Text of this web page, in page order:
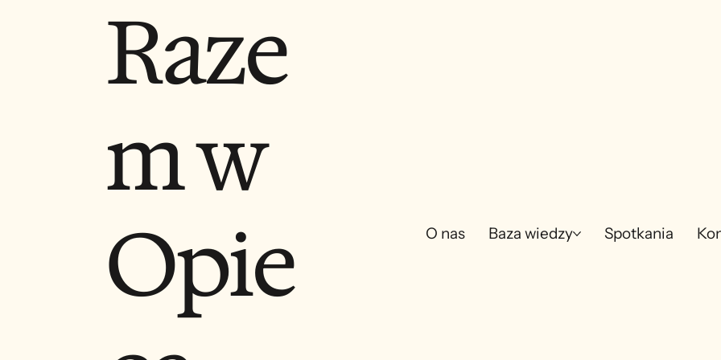
Raze
m w
Opie
O nas Baza wiedzy Spotkania